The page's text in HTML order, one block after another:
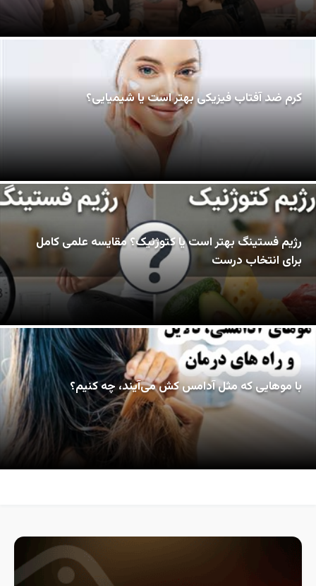
کرم ضد آفتاب فیزیکی بهتر است یا شیمیایی؟
رژیم فستینگ بهتر است یا کتوژنیک؟ مقایسه علمی کامل
برای انتخاب درست
با موهایی که مثل آدامس کش می‌آیند، چه کنیم؟